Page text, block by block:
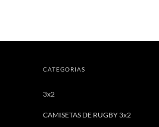
CATEGORIAS
3x2
CAMISETAS DE RUGBY 3x2